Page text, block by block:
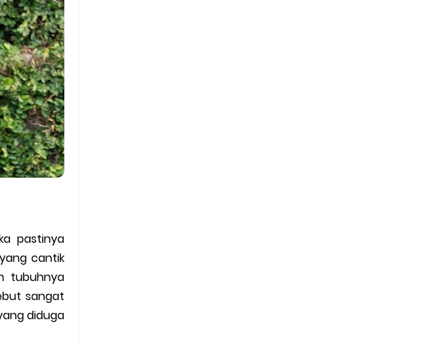
pastinya
cantik
tubuhnya
sangat
diduga